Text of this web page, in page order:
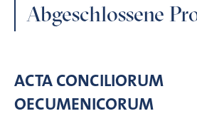
Abgeschlossene
ACTA CONCILIORUM
OECUMENICORUM